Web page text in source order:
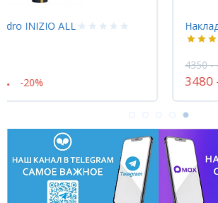
Накладка Yasaka PHANTOM Infinity